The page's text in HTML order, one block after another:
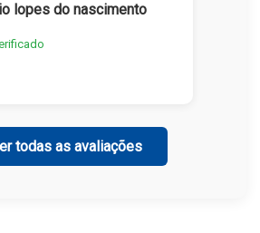
lopes do nascimento
todas as avaliações